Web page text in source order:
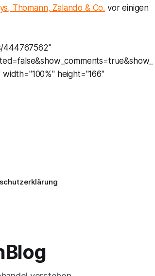
Thomann, Zalando & Co. vor einigen
444767562"
height="166"